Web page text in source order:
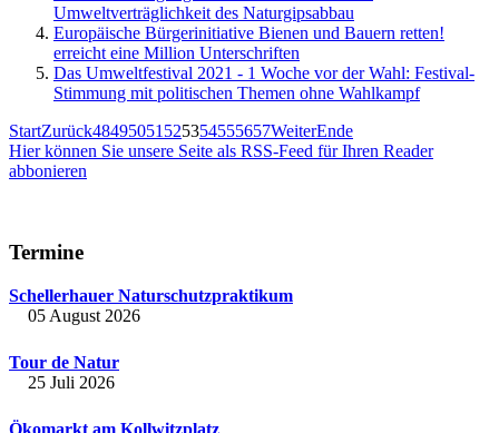
Umweltverträglichkeit des Naturgipsabbau
Europäische Bürgerinitiative Bienen und Bauern retten!
erreicht eine Million Unterschriften
Das Umweltfestival 2021 - 1 Woche vor der Wahl: Festival-
Stimmung mit politischen Themen ohne Wahlkampf
StartZurück48495051 525354555657WeiterEnde
Hier können Sie unsere Seite als RSS-Feed für Ihren Reader
abbonieren
Termine
Schellerhauer Naturschutzpraktikum
05 August 2026
Tour de Natur
25 Juli 2026